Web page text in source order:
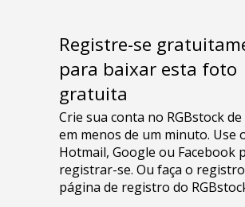
Registre-se
para baixar esta foto
gratuita